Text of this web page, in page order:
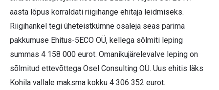
aasta lõpus korraldati riigihange ehitaja leidmiseks.
Riigihankel tegi üheteistkümne osaleja seas parima
pakkumuse Ehitus-5ECO OÜ, kellega sõlmiti leping
summas 4 158 000 eurot. Omanikujärelevalve leping on
sõlmitud ettevõttega Ösel Consulting OÜ. Uus ehitis läks
Kohila vallale maksma kokku 4 306 352 eurot.